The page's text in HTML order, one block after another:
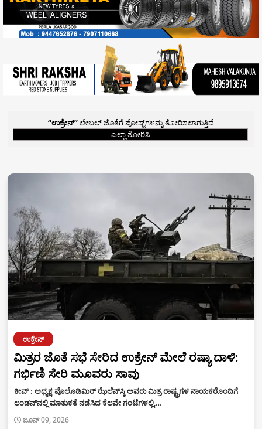
ಉಕ್ರೇನ್ ಲೇಬಲ್ ಜೊತೆಗೆ ಪೋಸ್ಟ್‌ಗಳನ್ನು ತೋರಿಸಲಾಗುತ್ತಿದೆ
ಎಲ್ಲಾ ತೋರಿಸಿ
ಉಕ್ರೇನ್
ಮಿತ್ರರ ಜೊತೆ ಸಭೆ ಸೇರಿದ ಉಕ್ರೇನ್ ಮೇಲೆ ರಷ್ಯಾ ದಾಳಿ:
ಗರ್ಭಿಣಿ ಸೇರಿ ಮೂವರು ಸಾವು
ಕೀವ್‌ : ಅಧ್ಯಕ್ಷ ವೊಲೊಡಿಮಿರ್‌ ಝೆಲೆನ್‌ಸ್ಕಿ ಅವರು ಮಿತ್ರ ರಾಷ್ಟ್ರಗಳ ನಾಯಕರೊಂದಿಗೆ
ಲಂಡನ್‌ನಲ್ಲಿ ಮಾತುಕತೆ ನಡೆಸಿದ ಕೆಲವೇ ಗಂಟೆಗಳಲ್ಲಿ,…
ಜೂನ್ 09, 2026